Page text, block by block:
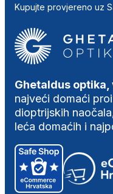
Kupujte provjereno uz
Ghetaldus optika,
najveći domaći
dioptrijskih
leća domaćih i